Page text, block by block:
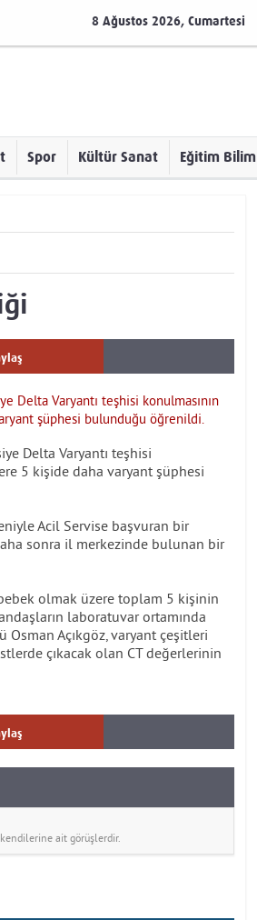
8 Ağustos 2026, Cumartesi
Spor Kültür Sanat Eğitim Bilim
Delta Varyantı teşhisi
5 kişide daha varyant şüphesi
Acil Servise başvuran bir
sonra il merkezinde bulunan bir
olmak üzere toplam 5 kişinin
laboratuvar ortamında
Açıkgöz, varyant çeşitleri
çıkacak olan CT değerlerinin
ait görüşlerdir.